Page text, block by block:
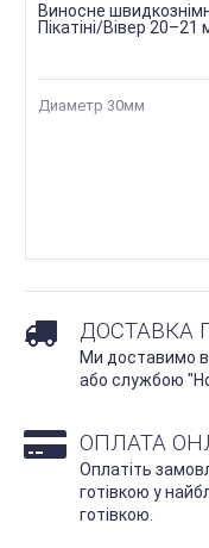
Виносне
Пікатіні/Вівер 20–21
Диаметр 30мм
ДОСТАВКА
Ми доставимо
або службою
ОПЛАТА
Оплатіть
готівкою у
готівкою.